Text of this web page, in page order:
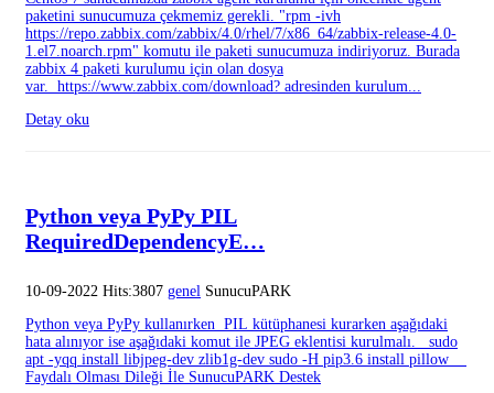
paketini sunucumuza çekmemiz gerekli. "rpm -ivh
https://repo.zabbix.com/zabbix/4.0/rhel/7/x86_64/zabbix-release-4.0-
1.el7.noarch.rpm" komutu ile paketi sunucumuza indiriyoruz. Burada
zabbix 4 paketi kurulumu için olan dosya
var. https://www.zabbix.com/download? adresinden kurulum...
Detay oku
Python veya PyPy PIL
RequiredDependencyE…
10-09-2022 Hits:3807 genel SunucuPARK
Python veya PyPy kullanırken PIL kütüphanesi kurarken aşağıdaki
hata alınıyor ise aşağıdaki komut ile JPEG eklentisi kurulmalı. sudo
apt -yqq install libjpeg-dev zlib1g-dev sudo -H pip3.6 install pillow
Faydalı Olması Dileği İle SunucuPARK Destek